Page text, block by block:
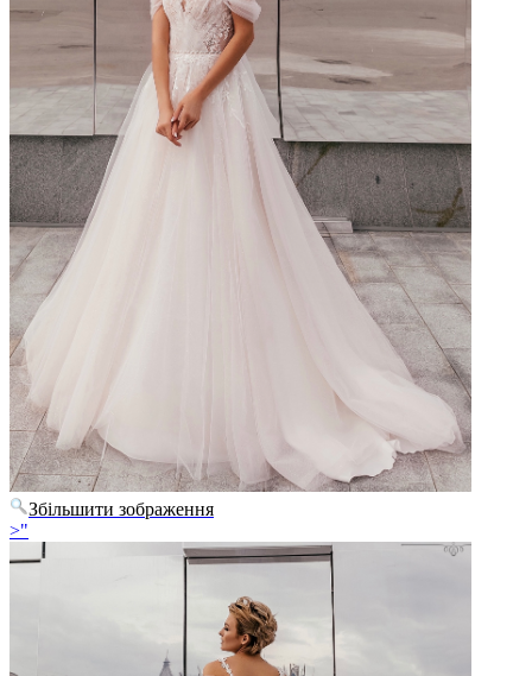
Збільшити зображення
>"